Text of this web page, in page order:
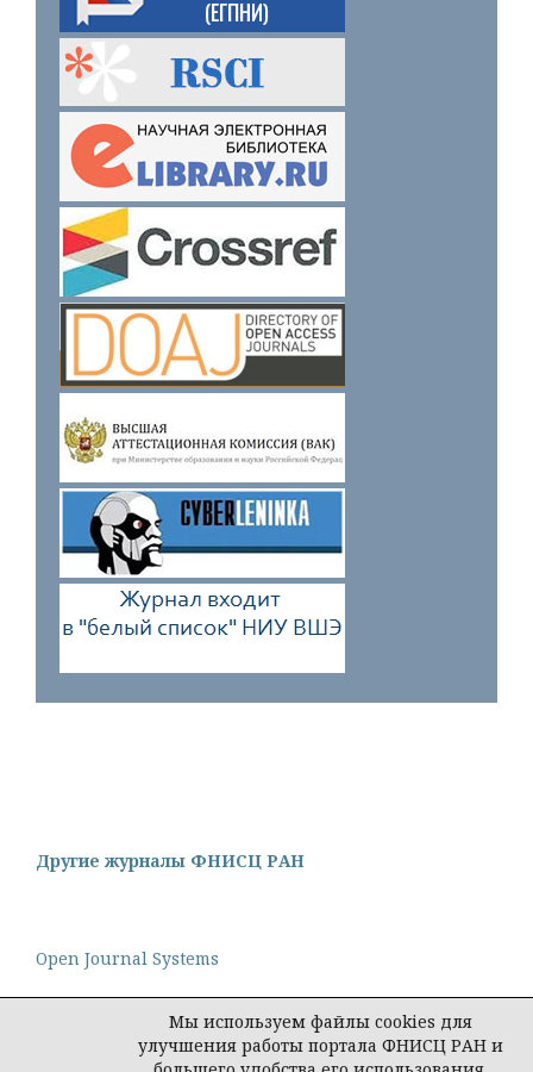
Другие журналы ФНИСЦ РАН
Open Journal Systems
Мы используем файлы cookies для
улучшения работы портала ФНИСЦ РАН и